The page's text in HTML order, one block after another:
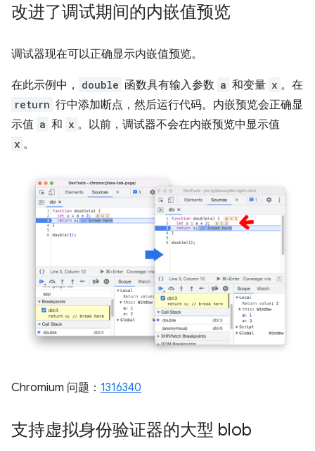
改进了调试期间的内嵌值预览
调试器现在可以正确显示内嵌值预览。
在此示例中， double 函数具有输入参数 a 和变量 x 。在
return 行中添加断点，然后运行代码。内嵌预览会正确显
示值 a 和 x 。以前，调试器不会在内嵌预览中显示值
x 。
Chromium 问题： 1316340
支持虚拟身份验证器的大型 blob